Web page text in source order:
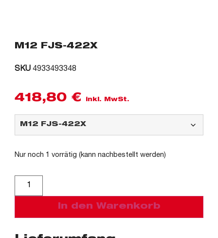
M12 FJS-422X
SKU 4933493348
418,80 € inkl. MwSt.
Nur noch 1 vorrätig (kann nachbestellt werden)
In den Warenkorb